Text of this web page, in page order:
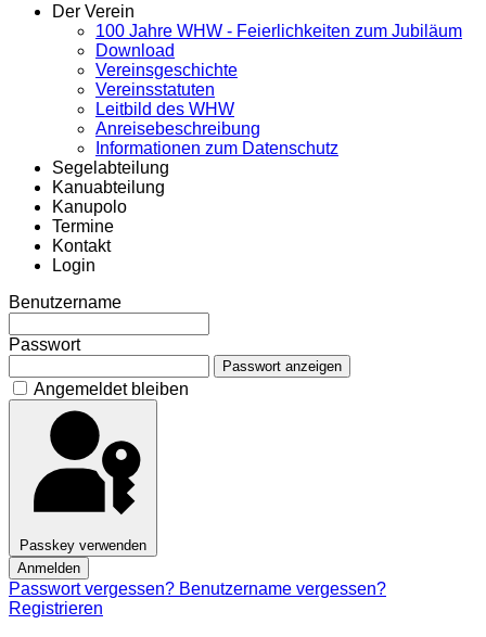
Der Verein
100 Jahre WHW - Feierlichkeiten zum Jubiläum
Download
Vereinsgeschichte
Vereinsstatuten
Leitbild des WHW
Anreisebeschreibung
Informationen zum Datenschutz
Segelabteilung
Kanuabteilung
Kanupolo
Termine
Kontakt
Login
Benutzername
Passwort
Passwort anzeigen
Angemeldet bleiben
Passkey verwenden
Anmelden
Passwort vergessen? Benutzername vergessen?
Registrieren